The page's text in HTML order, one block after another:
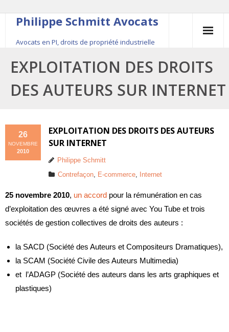
Philippe Schmitt Avocats
Avocats en PI, droits de propriété industrielle
45, rue Saint-Anne, 75001 Paris, +33 (0)1 84 16 35
54
Contact
Le fondateur
Publications
Actualité
EXPLOITATION DES DROITS
DES AUTEURS SUR INTERNET
EXPLOITATION DES DROITS DES AUTEURS
SUR INTERNET
26
NOVEMBRE
2010
Philippe Schmitt
Contrefaçon, E-commerce, Internet
25 novembre 2010, un accord pour la rémunération en cas
d’exploitation des œuvres a été signé avec You Tube et trois
sociétés de gestion collectives de droits des auteurs :
la SACD (Société des Auteurs et Compositeurs Dramatiques),
la SCAM (Société Civile des Auteurs Multimedia)
et l’ADAGP (Société des auteurs dans les arts graphiques et
plastiques)